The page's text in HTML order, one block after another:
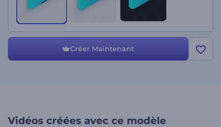
Créer Maintenant
Vidéos créées avec ce modèle